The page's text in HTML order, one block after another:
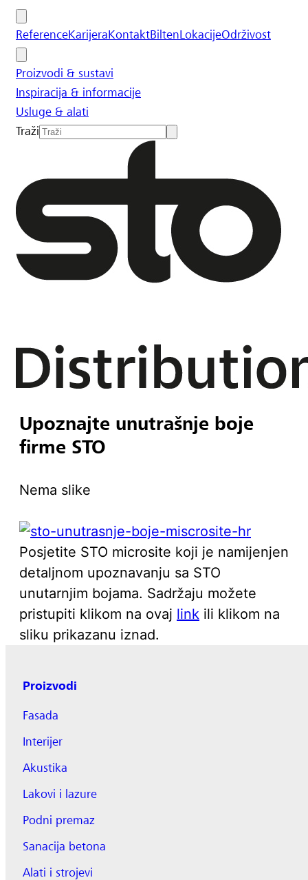
ReferenceKarijeraKontaktBiltenLokacijeOdrživost
Proizvodi & sustavi
Inspiracija & informacije
Usluge & alati
Traži
Upoznajte unutrašnje boje
firme STO
Nema slike
Posjetite STO microsite koji je namijenjen
detaljnom upoznavanju sa STO
unutarnjim bojama. Sadržaju možete
pristupiti klikom na ovaj link ili klikom na
sliku prikazanu iznad.
Proizvodi
Fasada
Interijer
Akustika
Lakovi i lazure
Podni premaz
Sanacija betona
Alati i strojevi